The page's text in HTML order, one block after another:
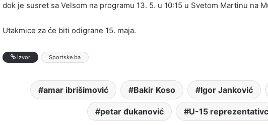
dok je susret sa Velsom na programu 13. 5. u 10:15 u Svetom Martinu na
Utakmice za će biti odigrane 15. maja.
Izvor Sportske.ba
amar ibrišimović Bakir Koso Igor Janković
petar đukanović U-15